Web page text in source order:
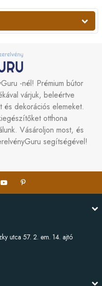
-nél! Prémium bútor
várjuk, beleértve
és dekorációs elemeket.
otthona
Vásároljon most, és
segítségével!
utca 57. 2. em. 14. ajtó